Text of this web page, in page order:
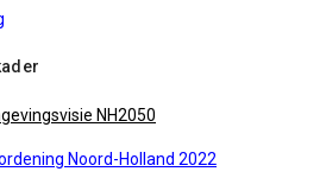
NH2050
Noord-Holland 2022